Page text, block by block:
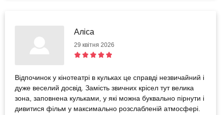
Аліса
29 квітня 2026
Відпочинок у кінотеатрі в кульках це справді незвичайний і
дуже веселий досвід. Замість звичних крісел тут велика
зона, заповнена кульками, у які можна буквально пірнути і
дивитися фільм у максимально розслабленій атмосфері.